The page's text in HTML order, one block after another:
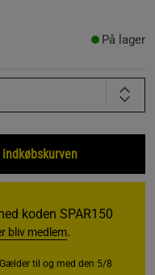
På lager
koden SPAR150
bliv medlem.
til og med den 5/8